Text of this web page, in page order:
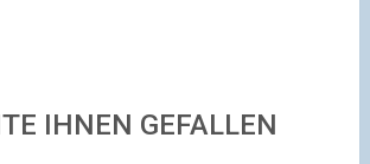
IHNEN GEFALLEN